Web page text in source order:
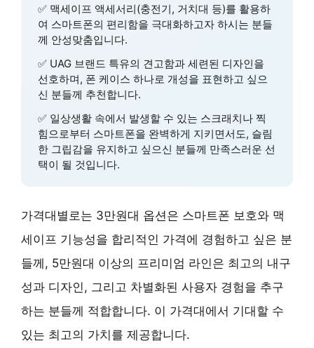
✅ 맥세이프 액세서리(충전기, 거치대 등)를 활용하
여 스마트폰의 편리함을 극대화하고자 하시는 분들
께 안성맞춤입니다.
✅ UAG 브랜드 특유의 견고함과 세련된 디자인을
선호하며, 폰 케이스 하나로 개성을 표현하고 싶으
신 분들께 추천합니다.
✅ 일상생활 속에서 발생할 수 있는 스크래치나 찍
힘으로부터 스마트폰을 완벽하게 지키면서도, 슬림
한 그립감을 유지하고 싶으신 분들께 만족스러운 선
택이 될 것입니다.
가격대별로는 3만원대 옵션은 스마트폰 보호와 맥
세이프 기능성을 합리적인 가격에 경험하고 싶은 분
들께, 5만원대 이상의 프리미엄 라인은 최고의 내구
성과 디자인, 그리고 차별화된 사용자 경험을 추구
하는 분들께 적합합니다. 이 가격대에서 기대할 수
있는 최고의 가치를 제공합니다.